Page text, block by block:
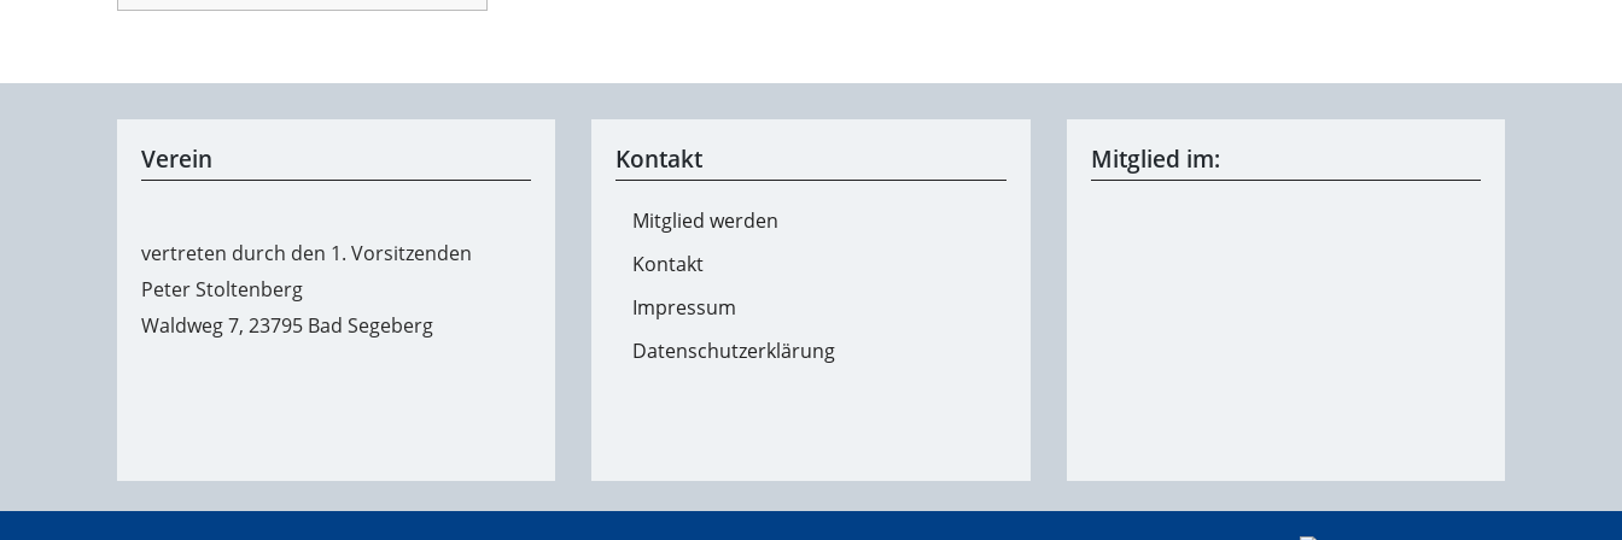
Verein
vertreten durch den 1. Vorsitzenden
Peter Stoltenberg
Waldweg 7, 23795 Bad Segeberg
Kontakt
Mitglied werden
Kontakt
Impressum
Datenschutzerklärung
Mitglied im: